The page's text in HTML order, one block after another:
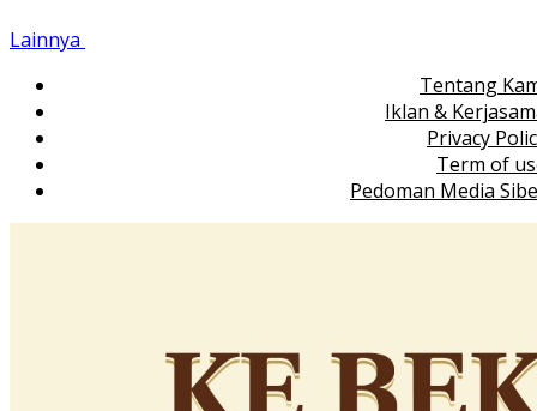
Lainnya
Tentang
Iklan &
Privacy
Term of
Pedoman Media